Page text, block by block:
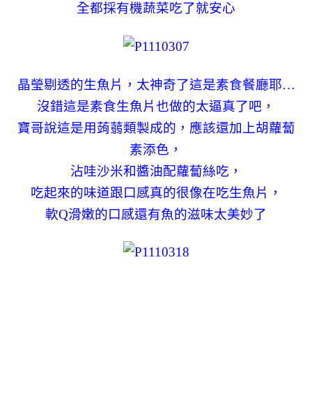
全都採有機蔬菜吃了就安心
晶瑩剔透的生魚片，太神奇了這是素食餐廳耶…
沒錯這是素食生魚片也做的太逼真了吧，
寶哥說這是用蒟蒻類製成的，應該還加上胡蘿蔔
素添色，
沾哇沙米和醬油配蘿蔔絲吃，
吃起來的味道跟口感真的很像在吃生魚片，
軟Q滑嫩的口感還有魚的滋味太美妙了